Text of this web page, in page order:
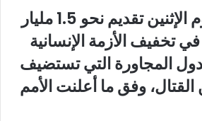
وتعهّد مانحون يوم الإثنين تقديم نحو 1.5 مليار
تخفيف الأزمة الإنسانية
المجاورة التي تستضيف
وفق ما أعلنت الأمم